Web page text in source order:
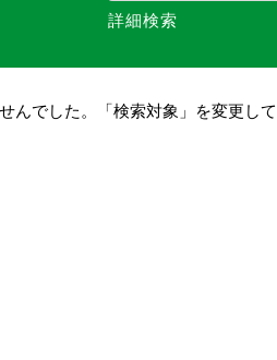
詳細検索
んでした。「検索対象」を変更して